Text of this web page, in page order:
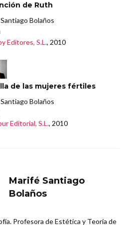
de Ruth
Bolaños
Editores, S.L., 2010
de las mujeres fértiles
Bolaños
Editorial, S.L., 2010
Marifé Santiago
Bolaños
Profesora de Estética y Teoría de